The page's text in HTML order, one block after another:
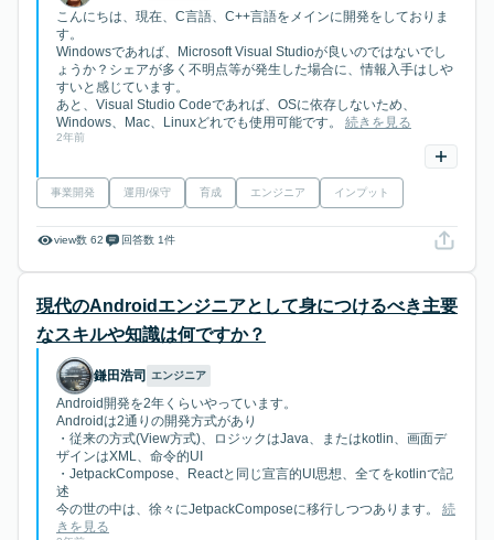
こんにちは、現在、C言語、C++言語をメインに開発をしておりま
す。
Windowsであれば、Microsoft Visual Studioが良いのではないでし
ょうか？シェアが多く不明点等が発生した場合に、情報入手はしや
すいと感じています。
あと、Visual Studio Codeであれば、OSに依存しないため、
Windows、Mac、Linuxどれでも使用可能です。
続きを見る
2年前
事業開発 運用/保守 育成 エンジニア インプット
view数 62 回答数 1件
現代のAndroidエンジニアとして身につけるべき主要
なスキルや知識は何ですか？
鎌田浩司 エンジニア
Android開発を2年くらいやっています。
Androidは2通りの開発方式があり
・従来の方式(View方式)、ロジックはJava、またはkotlin、画面デ
ザインはXML、命令的UI
・JetpackCompose、Reactと同じ宣言的UI思想、全てをkotlinで記
述
今の世の中は、徐々にJetpackComposeに移行しつつあります。
続
きを見る